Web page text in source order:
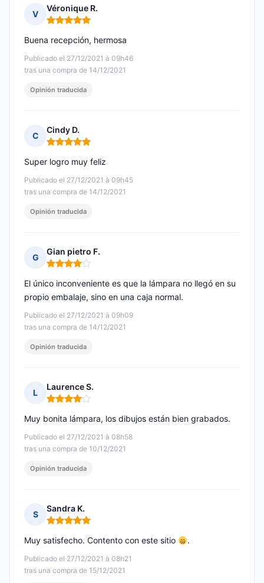
V
Véronique R.
Nota: 5 de 5
Publicado el 27/12/2021 à 09h46
tras una compra de 14/12/2021
Buena recepción, hermosa
Opinión traducida
C
Cindy D.
Nota: 5 de 5
Publicado el 27/12/2021 à 09h45
tras una compra de 14/12/2021
Super logro muy feliz
Opinión traducida
G
Gian pietro F.
Nota: 4 de 5
Publicado el 27/12/2021 à 09h09
tras una compra de 14/12/2021
El único inconveniente es que la lámpara no llegó en su
propio embalaje, sino en una caja normal.
Opinión traducida
L
Laurence S.
Nota: 4 de 5
Publicado el 27/12/2021 à 08h58
tras una compra de 10/12/2021
Muy bonita lámpara, los dibujos están bien grabados.
Opinión traducida
S
Sandra K.
Nota: 5 de 5
Publicado el 27/12/2021 à 08h21
tras una compra de 15/12/2021
Muy satisfecho. Contento con este sitio .